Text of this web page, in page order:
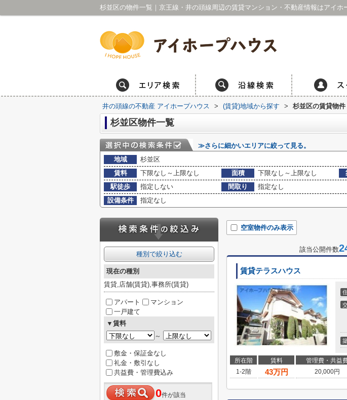
井の頭線の不動産 アイホープハウス > (賃貸)地域から探す > 杉並区の賃貸物件
杉並区物件一覧
≫さらに細かいエリアに絞って見る。
地域
杉並区
賃料
下限なし～上限なし 面積 下限なし～上限なし
駅徒歩
指定しない 間取り
指定なし
設備条件
指定なし
空室物件のみ表示
該当公開件数
賃貸テラスハウス
所在階 賃料 管理費・共益
1-2階
43万円 20,000円
種別で絞り込む
現在の種別
賃貸,店舗(賃貸),事務所(賃貸)
アパート
マンション
一戸建て
▼賃料
～
敷金・保証金なし
礼金・敷引なし
共益費・管理費込み
0件が該当